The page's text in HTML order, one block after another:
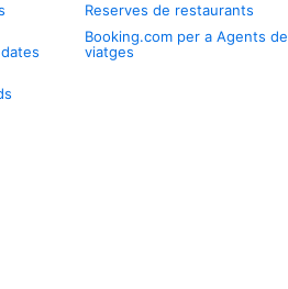
Reserves de restaurants
Booking.com per a Agents de
viatges